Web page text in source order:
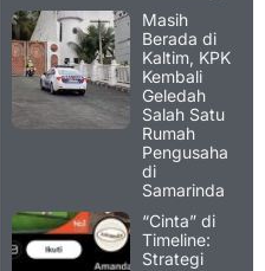
Masih
Berada di
Kaltim, KPK
Kembali
Geledah
Salah Satu
Rumah
Pengusaha
di
Samarinda
“Cinta” di
Timeline:
Strategi